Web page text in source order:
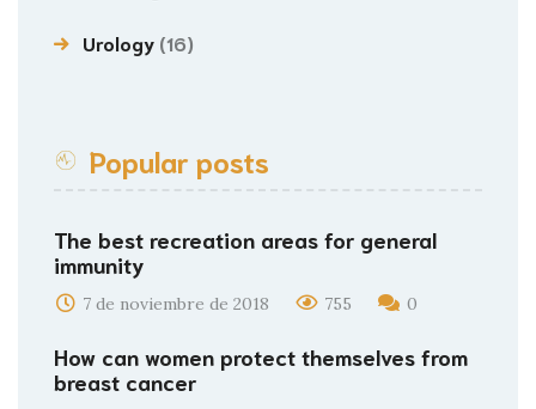
Urology (16)
Popular posts
The best recreation areas for general
immunity
7 de noviembre de 2018 755 0
How can women protect themselves from
breast cancer